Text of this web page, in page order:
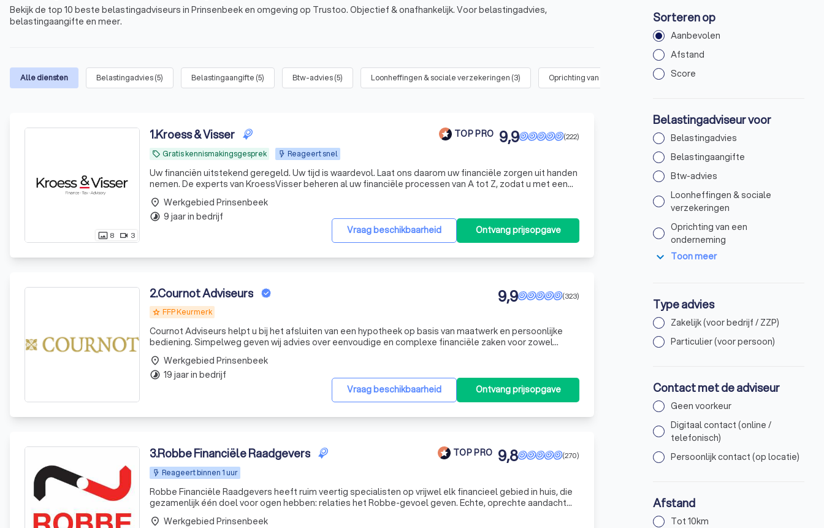
Bekijk de top 10 beste belastingadviseurs in Prinsenbeek en omgeving op Trustoo. Objectief & onafhankelijk. Voor belastingadvies,
belastingaangifte en meer.
Alle diensten Belastingadvies(5) Belastingaangifte (5) Btw-advies(5) Loonheffingen & sociale verzekeringen (3) Oprichting van een onderneming 3)
photo_size_select_actual 8 videocam 3
1.Kroess & Visser TOP PRO
local_offer Gratis kennismakingsgesprek Reageert snel
(222)
9,9
Uw financiën uitstekend geregeld. Uw tijd is waardevol. Laat ons daarom uw financiële zorgen uit handen
nemen. De experts van KroessVisser beheren al uw financiële processen van A tot Z, zodat u met een
Vraag beschikbaarheid Ontvang prijsopgave
place Werkgebied Prinsenbeek
timelapse 9 jaar in bedrijf
2.Cournot Adviseurs
grade FFP Keurmerk
(323)
9,9
Cournot Adviseurs helpt u bij het afsluiten van een hypotheek op basis van maatwerk en persoonlijke
bediening. Simpelweg geven wij advies over eenvoudige en complexe financiële zaken voor zowel
ondernemers als particulieren. Wij geven ook advies over andere financiële producten zoals
verzekeringen.
Vraag beschikbaarheid Ontvang prijsopgave
place Werkgebied Prinsenbeek
timelapse 19 jaar in bedrijf
3.Robbe Financiële Raadgevers TOP PRO
Reageert binnen 1 uur
(270)
9,8
Robbe Financiële Raadgevers heeft ruim veertig specialisten op vrijwel elk financieel gebied in huis, die
gezamenlijk één doel voor ogen hebben: relaties het Robbe-gevoel geven. Echte, oprechte aandacht
place Werkgebied Prinsenbeek
Sorteren op
Aanbevolen
Afstand
Score
Belastingadviseur voor
Belastingadvies
Belastingaangifte
Btw-advies
Loonheffingen & sociale
verzekeringen
Oprichting van een
onderneming
expand_more Toon meer
Type advies
Zakelijk (voor bedrijf / ZZP)
Particulier (voor persoon)
Contact met de adviseur
Geen voorkeur
Digitaal contact (online /
telefonisch)
Persoonlijk contact (op locatie)
Afstand
Tot 10km